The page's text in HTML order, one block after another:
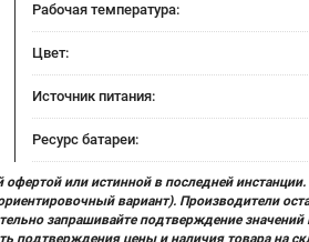
Рабочая температура:
Цвет:
Источник питания:
Ресурс батареи:
или истинной в последней
вариант). Производители
запрашивайте подтверждение
подтверждения цены и наличия товара на